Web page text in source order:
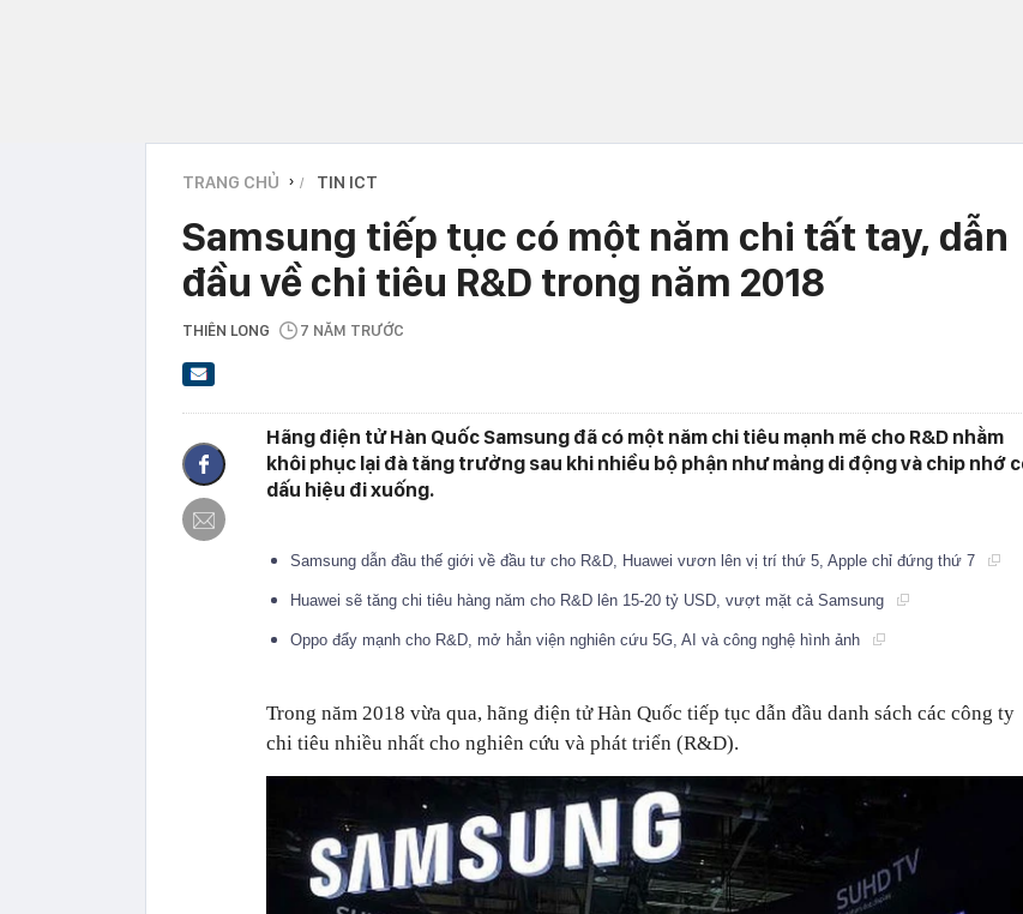
TRANG CHỦ › TIN ICT
Samsung tiếp tục có một năm chi tất tay, dẫn
đầu về chi tiêu R&D trong năm 2018
THIÊN LONG 7 NĂM TRƯỚC
Hãng điện tử Hàn Quốc Samsung đã có một năm chi tiêu mạnh mẽ cho R&D nhằm
khôi phục lại đà tăng trưởng sau khi nhiều bộ phận như mảng di động và chip nhớ
dấu hiệu đi xuống.
Samsung dẫn đầu thế giới về đầu tư cho R&D, Huawei vươn lên vị trí thứ 5, Apple chỉ đứng thứ 7
Huawei sẽ tăng chi tiêu hàng năm cho R&D lên 15-20 tỷ USD, vượt mặt cả Samsung
Oppo đẩy mạnh cho R&D, mở hẳn viện nghiên cứu 5G, AI và công nghệ hình ảnh
Trong năm 2018 vừa qua, hãng điện tử Hàn Quốc tiếp tục dẫn đầu danh sách các công ty
chi tiêu nhiều nhất cho nghiên cứu và phát triển (R&D).